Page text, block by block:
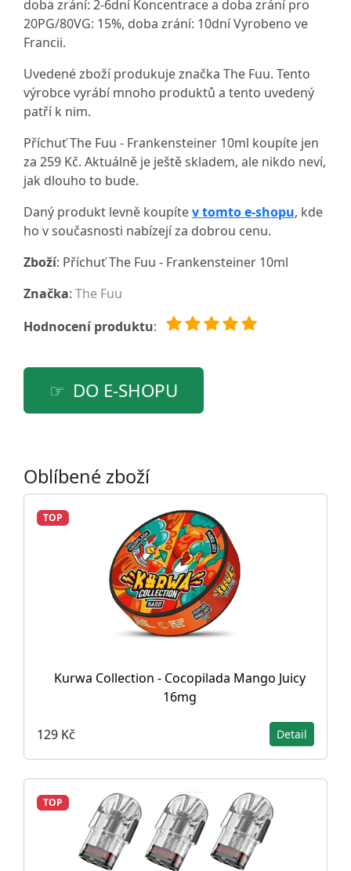
doba zrání: 2-6dní Koncentrace a doba zrání pro
20PG/80VG: 15%, doba zrání: 10dní Vyrobeno ve
Francii.
Uvedené zboží produkuje značka The Fuu. Tento
výrobce vyrábí mnoho produktů a tento uvedený
patří k nim.
Příchuť The Fuu - Frankensteiner 10ml koupíte jen
za 259 Kč. Aktuálně je ještě skladem, ale nikdo neví,
jak dlouho to bude.
Daný produkt levně koupítev tomto e-shopu, kde
ho v současnosti nabízejí za dobrou cenu.
Zboží: Příchuť The Fuu - Frankensteiner 10ml
Značka: The Fuu
Hodnocení produktu:
DO E-SHOPU
Oblíbené zboží
TOP
Kurwa Collection - Cocopilada Mango Juicy
16mg
129 Kč Detail
TOP